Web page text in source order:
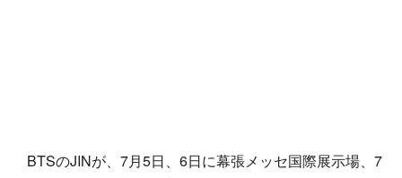
BTSのJINが、7月5日、6日に幕張メッセ国際展示場、7